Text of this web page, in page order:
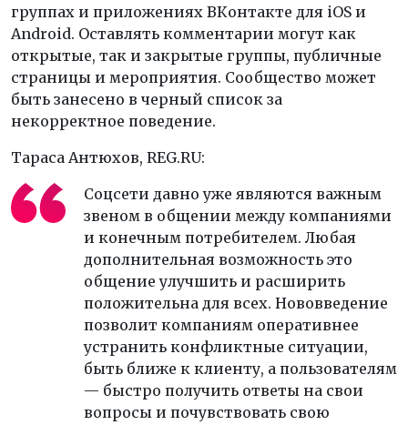
группах и приложениях ВКонтакте для iOS и
Android. Оставлять комментарии могут как
открытые, так и закрытые группы, публичные
страницы и мероприятия. Сообщество может
быть занесено в черный список за
некорректное поведение.
Тараса Антюхов, REG.RU:
Соцсети давно уже являются важным
звеном в общении между компаниями
и конечным потребителем. Любая
дополнительная возможность это
общение улучшить и расширить
положительна для всех. Нововведение
позволит компаниям оперативнее
устранить конфликтные ситуации,
быть ближе к клиенту, а пользователям
— быстро получить ответы на свои
вопросы и почувствовать свою